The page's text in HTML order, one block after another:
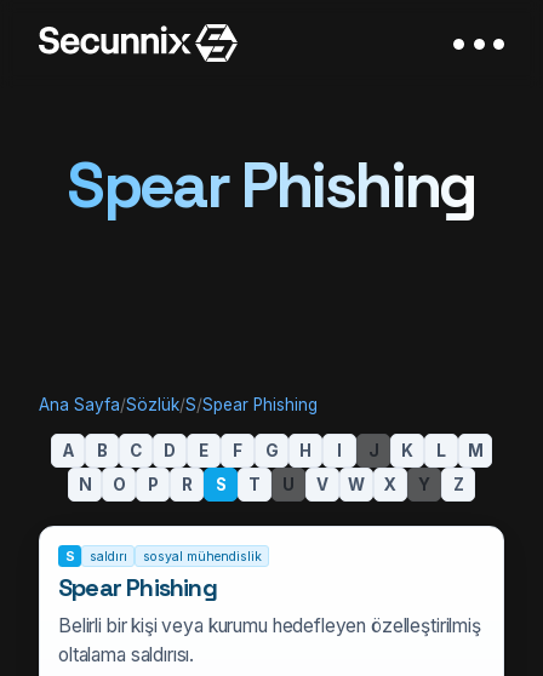
Spear Phishing
Ana Sayfa/Sözlük/S/Spear Phishing
A B C D E F G H J K L
M
N
O P R S T U V W X Y Z
S saldırı sosyal mühendislik
Spear Phishing
Belirli bir kişi veya kurumu hedefleyen özelleştirilmiş
oltalama saldırısı.